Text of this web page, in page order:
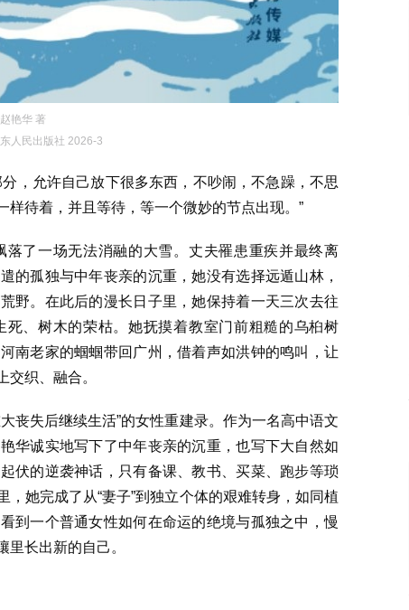
赵艳华 著
人民出版社 2026-3
，允许自己放下很多东西，不吵闹，不急躁，不思
待着，并且等待，等一个微妙的节点出现。”
了一场无法消融的大雪。丈夫罹患重疾并最终离
的孤独与中年丧亲的沉重，她没有选择远遁山林，
野。在此后的漫长日子里，她保持着一天三次去往
、树木的荣枯。她抚摸着教室门前粗糙的乌桕树
南老家的蝈蝈带回广州，借着声如洪钟的鸣叫，让
织、融合。
丧失后继续生活”的女性重建录。作为一名高中语文
华诚实地写下了中年丧亲的沉重，也写下大自然如
伏的逆袭神话，只有备课、教书、买菜、跑步等琐
她完成了从“妻子”到独立个体的艰难转身，如同植
到一个普通女性如何在命运的绝境与孤独之中，慢
长出新的自己。